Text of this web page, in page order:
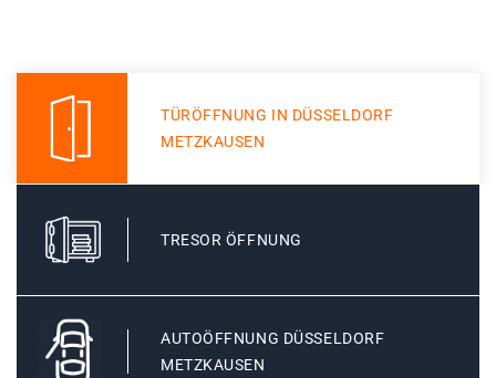
TÜRÖFFNUNG IN DÜSSELDORF
METZKAUSEN
TRESOR ÖFFNUNG
AUTOÖFFNUNG DÜSSELDORF
METZKAUSEN